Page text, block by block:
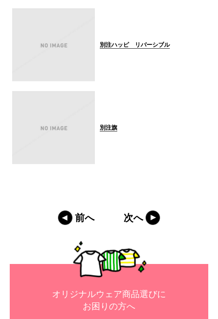
別注ハッピ リバーシブル
別注旗
前へ 次へ
オリジナルウェア商品選びに
お困りの方へ